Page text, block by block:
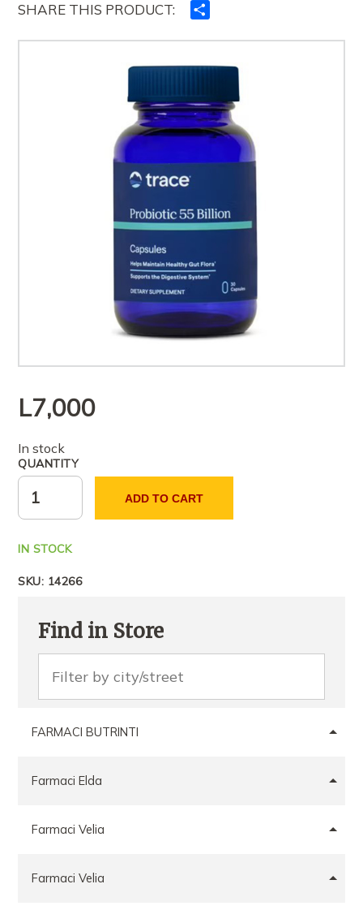
SHARE THIS PRODUCT:
tjerët
L7,000
In stock
QUANTITY
ADD TO CART
IN STOCK
SKU: 14266
Find in Store
FARMACI BUTRINTI
Farmaci Elda
Farmaci Velia
Farmaci Velia